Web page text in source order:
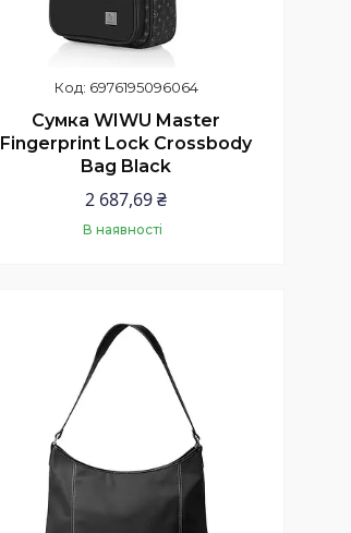
6976195096064
Сумка WIWU Master
Fingerprint Lock Crossbody
Bag Black
2 687,69 ₴
В наявності